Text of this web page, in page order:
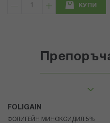
КУПИ
FOLIGAIN
ФОЛИГЕЙН МИНОКСИДИЛ 5%